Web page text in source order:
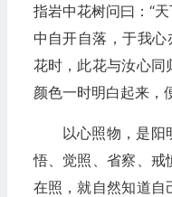
指岩中花树问曰：“
中自开自落，于我心
花时，此花与汝心同
颜色一时明白起来，
以心照物，是阳
悟、觉照、省察、戒
在照，就自然知道自